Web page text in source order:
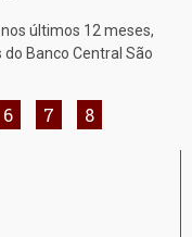
últimos 12 meses,
Banco Central São
6 7 8